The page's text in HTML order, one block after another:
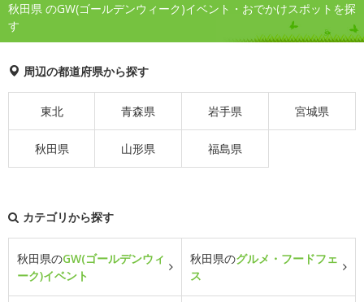
秋田県 のGW(ゴールデンウィーク)イベント・おでかけスポットを探
す
周辺の都道府県から探す
東北 青森県 岩手県 宮城県
秋田県 山形県 福島県
カテゴリから探す
秋田県のGW(ゴールデンウィ
ーク)イベント
秋田県のグルメ・フードフェ
ス